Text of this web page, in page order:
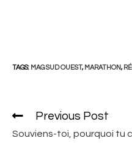
TAGS: MAG SUD OUEST, MARATHON,
Read
articles
Previous Post
Souviens-toi, pourquoi tu